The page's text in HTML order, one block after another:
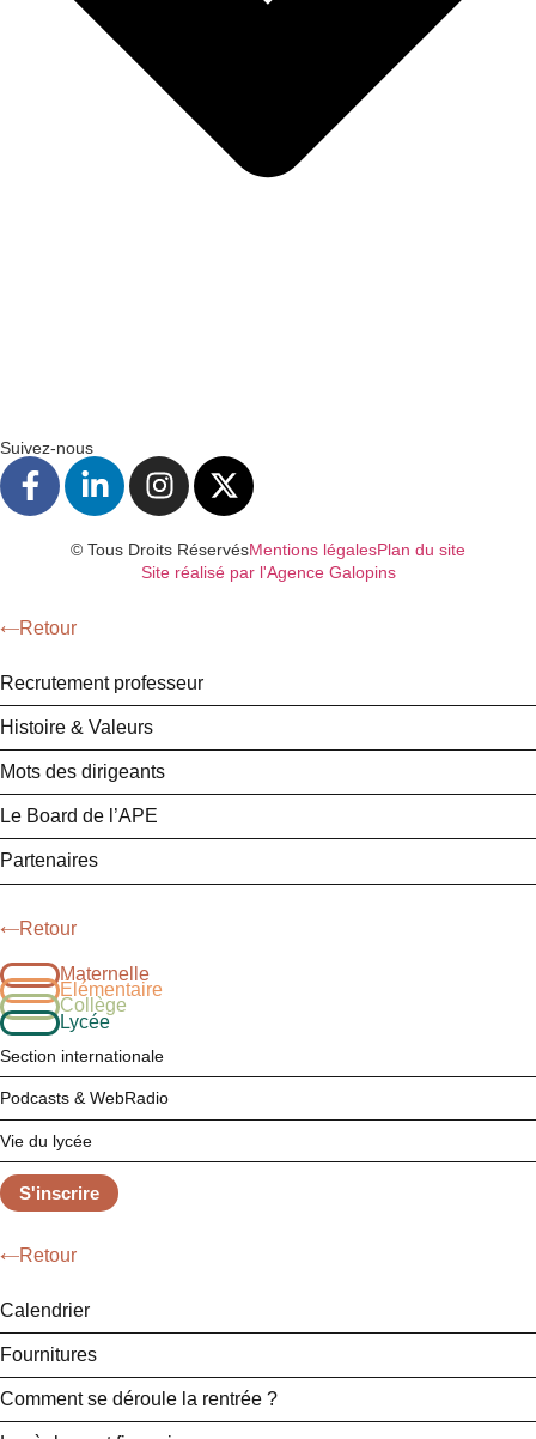
Suivez-nous
© Tous Droits RéservésMentions légalesPlan du site
Site réalisé par l'Agence Galopins
Retour
Recrutement professeur
Histoire & Valeurs
Mots des dirigeants
Le Board de l’APE
Partenaires
Retour
Maternelle
Élémentaire
Collège
Lycée
Section internationale
Podcasts & WebRadio
Vie du lycée
S'inscrire
Retour
Calendrier
Fournitures
Comment se déroule la rentrée ?